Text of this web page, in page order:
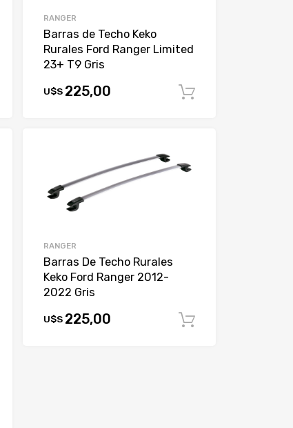
Comprar
RANGER
Barras de Techo Keko
Rurales Ford Ranger Limited
23+ T9 Gris
U$S 225,00
RANGER
Barras De Techo Rurales
Keko Ford Ranger 2012-
2022 Gris
U$S 225,00